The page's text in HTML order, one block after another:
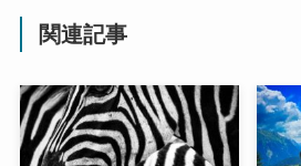
関連記事